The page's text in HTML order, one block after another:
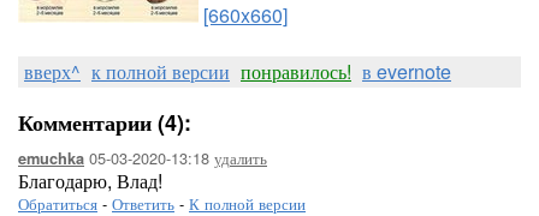
[660x660]
вверх^ к полной версии понравилось! в evernote
Комментарии (4):
emuchka 05-03-2020-13:18 удалить
Благодарю, Влад!
Обратиться - Ответить - К полной версии